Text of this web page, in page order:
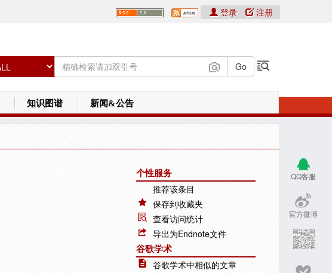
登录 注册
知识图谱 新闻&公告
QQ客服
官方微博
个性服务
推荐该条目
保存到收藏夹
查看访问统计
导出为Endnote文件
谷歌学术
谷歌学术中相似的文章